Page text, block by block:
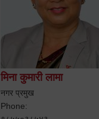
मिना कुमारी लामा
नगर प्रमुख
Phone: